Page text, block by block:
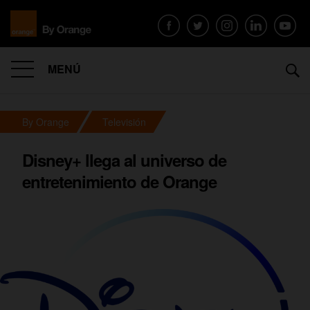
MENÚ
By Orange Televisión
Disney+ llega al universo de
entretenimiento de Orange